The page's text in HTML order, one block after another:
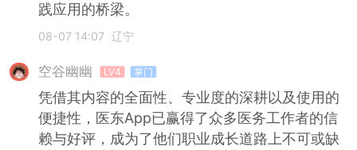
践应用的桥梁。
08-07 14:07 辽宁
空谷幽幽 LV4 掌门
凭借其内容的全面性、专业度的深耕以及使用的
便捷性，医东App已赢得了众多医务工作者的信
赖与好评，成为了他们职业成长道路上不可或缺